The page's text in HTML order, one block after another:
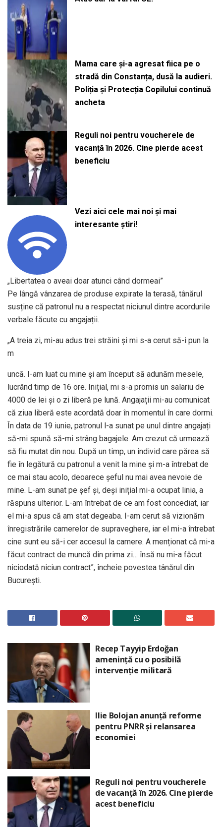
Mama care și-a agresat fiica pe o
stradă din Constanța, dusă la audieri.
Poliția și Protecția Copilului continuă
ancheta
Reguli noi pentru voucherele de
vacanță în 2026. Cine pierde acest
beneficiu
Vezi aici cele mai noi și mai
interesante știri!
„Libertatea o aveai doar atunci când dormeai”
Pe lângă vânzarea de produse expirate la terasă, tânărul
susține că patronul nu a respectat niciunul dintre acordurile
verbale făcute cu angajații.
„A treia zi, mi-au adus trei străini și mi s-a cerut să-i pun la
m
uncă. I-am luat cu mine și am început să adunăm mesele,
lucrând timp de 16 ore. Inițial, mi s-a promis un salariu de
4000 de lei și o zi liberă pe lună. Angajații mi-au comunicat
că ziua liberă este acordată doar în momentul în care dormi.
În data de 19 iunie, patronul l-a sunat pe unul dintre angajați
să-mi spună să-mi strâng bagajele. Am crezut că urmează
să fiu mutat din nou. După un timp, un individ care părea să
fie în legătură cu patronul a venit la mine și m-a întrebat de
ce mai stau acolo, deoarece șeful nu mai avea nevoie de
mine. L-am sunat pe șef și, deși inițial mi-a ocupat linia, a
răspuns ulterior. L-am întrebat de ce am fost concediat, iar
el mi-a spus că am stat degeaba. I-am cerut să vizionăm
înregistrările camerelor de supraveghere, iar el mi-a întrebat
cine sunt eu să-i cer accesul la camere. A menționat că mi-a
făcut contract de muncă din prima zi… însă nu mi-a făcut
niciodată niciun contract”, încheie povestea tânărul din
București.
Recep Tayyip Erdoğan
amenință cu o posibilă
intervenție militară
Ilie Bolojan anunță reforme
pentru PNRR și relansarea
economiei
Reguli noi pentru voucherele
de vacanță în 2026. Cine pierde
acest beneficiu